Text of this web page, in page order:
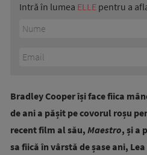
Intră în lumea ELLE pentru a
Bradley Cooper își face fiica
de ani a pășit pe covorul roșu
recent film al său, Maestro, și a
sa fiică în vârstă de șase ani,